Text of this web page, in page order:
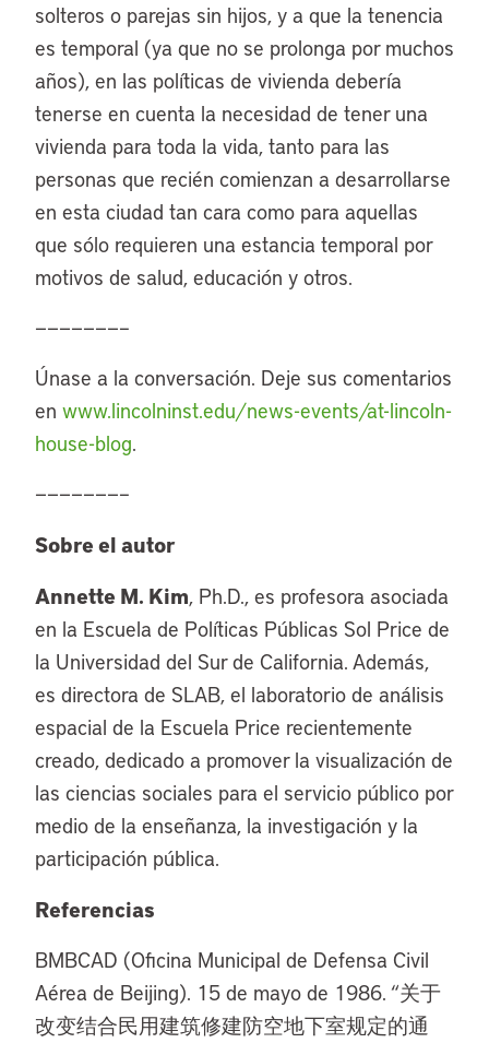
solteros o parejas sin hijos, y a que la tenencia
es temporal (ya que no se prolonga por muchos
años), en las políticas de vivienda debería
tenerse en cuenta la necesidad de tener una
vivienda para toda la vida, tanto para las
personas que recién comienzan a desarrollarse
en esta ciudad tan cara como para aquellas
que sólo requieren una estancia temporal por
motivos de salud, educación y otros.
———————–
Únase a la conversación. Deje sus comentarios
en www.lincolninst.edu/news-events/at-lincoln-
house-blog.
———————–
Sobre el autor
Annette M. Kim, Ph.D., es profesora asociada
en la Escuela de Políticas Públicas Sol Price de
la Universidad del Sur de California. Además,
es directora de SLAB, el laboratorio de análisis
espacial de la Escuela Price recientemente
creado, dedicado a promover la visualización de
las ciencias sociales para el servicio público por
medio de la enseñanza, la investigación y la
participación pública.
Referencias
BMBCAD (Oficina Municipal de Defensa Civil
Aérea de Beijing). 15 de mayo de 1986. “关于
改变结合民用建筑修建防空地下室规定的通